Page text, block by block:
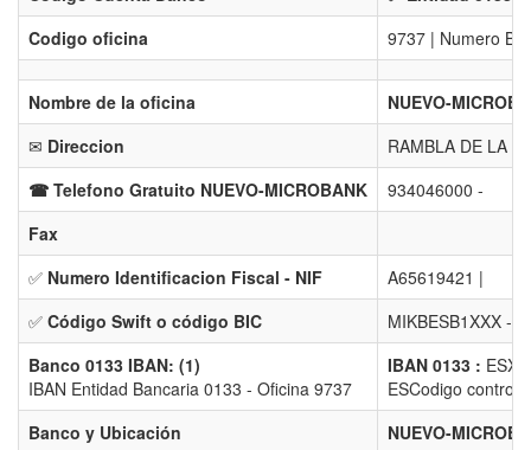
Codigo oficina
9737 | Numero
Nombre de la oficina
NUEVO-
✉ Direccion
RAMBLA DE LA
☎ Telefono Gratuito NUEVO-MICROBANK
934046000 -
Fax
✅ Numero Identificacion Fiscal - NIF
A65619421 |
✅ Código Swift o código BIC MIKBESB1XXX -
Banco 0133 IBAN: (1)
IBAN Entidad Bancaria 0133 - Oficina 9737
IBAN 0133 :
ESCodigo
Banco y Ubicación
NUEVO-